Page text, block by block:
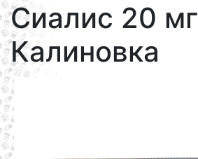
Сиалис 20 мг
Калиновка